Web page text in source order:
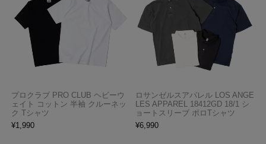
プロクラブ PRO CLUB ヘビーウ
ェイト コットン 半袖 クルーネッ
ク Tシャツ
¥1,990
ロサンゼルスアパレル LOS ANGE
LES APPAREL 18412GD 18/1 シ
ョートスリーブ ポロTシャツ
¥6,990